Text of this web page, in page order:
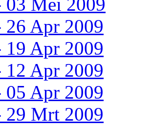
26 Apr 2009
19 Apr 2009
12 Apr 2009
Apr 2009
Mrt 2009